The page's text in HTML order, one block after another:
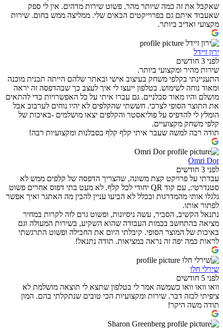
שאקבל את זה כמה שיותר מהר. פשוט שירות מדהים. אין לי ספק
שאעבוד איתם גם בפרוייקטים הבאים שלי. ממליצה ממש בחום. שירות
מקצועי ואדיב ביותר.
ירון זיידל
לפני 3 חודשים
שירות מהיר ומקצועי ביותר.
התעניינתי בקלפי משחק בעיצוב אישי ובאתר שלהם הייתה תבנית מוכנה
ומאוד נוחה לשימוש. בטלפון ייעצו לי איך לעצב כך שבהדפסה זה יראה
מושלם והיו מאוד סבלניים. גם עברו איתי על כל האפשרויות כדי להתאים
את התוצר הסופי לצרכי. חששתי שהקלפים לא יהיו נוחים לערבוב אבל
הומלץ לי להדפיס על פוליאסטר והקלפים יצאו מושלמים -באיכות של
קלפי משחק מקצועיים.
תודה רבה למשה שעבר איתי קלף קלף בסבלנות ומקצועיות רבה!
Omri Dor
לפני 3 חודשים
עבדתי על פרויקט קצת משונה, שהצריך הדפסה של קלפים ממש לא
סטנדרטי:, עם קוד QR יחודי לכל קלף. לא מעט בתי דפוס אחרים פשוט
גלגלו אותי מהמדרגות ובכלל לא הביעו עניין להבין מה האתגר ואיך אפשר
לפתור אותו.
נתנאל הקשיב, הסביר, עשה ניסיונות, ופשוט גרם לזה לקרות במחיר
מציאה בהתחשב בכמות העבודה שהוא השקיע, בשירות המעולה וגם
באיכות של המוצר הסופי. קיבלתי היום את החבילה ופשוט התרגשתי
לראות כמה יפה זה נראה במציאות. תודה נתנאל!
שירלי חלו
לפני 5 חודשים
וואו וואו וואו כשמשה אמר לי בטלפון שתצא לי תוצאה מושלמת לא
ציפיתי לכזה דבר. שירות ומקצועיות הכי טובים שנתקלתי בהם. המון
תודה משה היקר!